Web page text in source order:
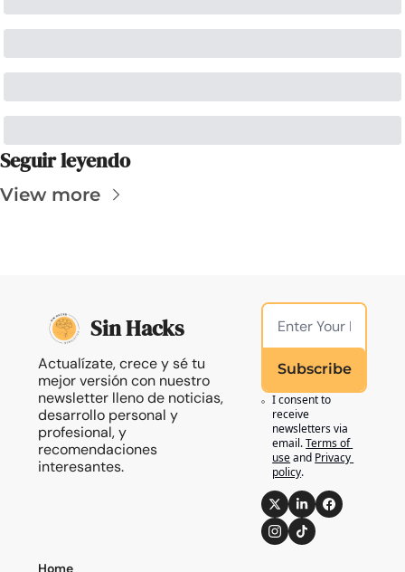
Seguir leyendo
View more
Sin Hacks
Actualízate, crece y sé tu
mejor versión con nuestro
newsletter lleno de noticias,
desarrollo personal y
profesional, y
recomendaciones
interesantes.
Subscribe
I consent to
receive
newsletters via
email.Terms of
useand Privacy
policy.
Home